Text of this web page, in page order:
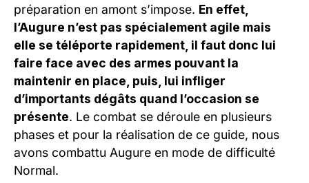
préparation en amont s’impose. En effet,
l’Augure n’est pas spécialement agile mais
elle se téléporte rapidement, il faut donc lui
faire face avec des armes pouvant la
maintenir en place, puis, lui infliger
d’importants dégâts quand l’occasion se
présente. Le combat se déroule en plusieurs
phases et pour la réalisation de ce guide, nous
avons combattu Augure en mode de difficulté
Normal.